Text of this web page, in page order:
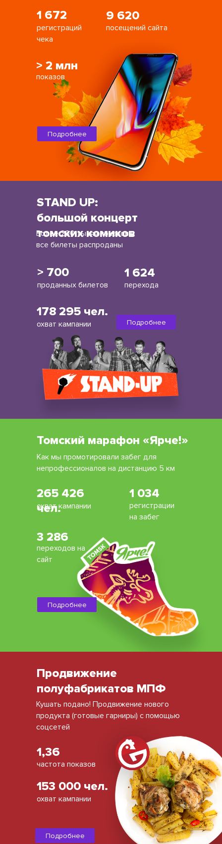
регистраций
чека
1 672 9 620
> 2 млн
посещений сайта
показов
Подробнее
STAND UP:
большой концерт
томских комиков
Более 200 тысяч показов и
все билеты распроданы
проданных билетов
> 700 1 624
178 295 чел.
перехода
охват кампании Подробнее
Томский марафон «Ярче!»
Как мы промотировали забег для
непрофессионалов на дистанцию 5 км
охват кампании
265 426
чел.
1 034
3 286
регистрации
на забег
переходов на
сайт
Подробнее
Продвижение
полуфабрикатов МПФ
Кушать подано! Продвижение нового
продукта (готовые гарниры) с помощью
соцсетей
1,36
153 000 чел.
частота показов
охват кампании
Подробнее